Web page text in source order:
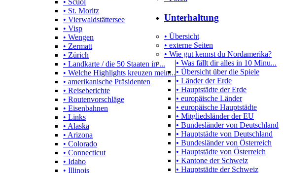
• Scuol
• St. Moritz
• Vierwaldstättersee
• Visp
• Wengen
• Zermatt
• Zürich
• Landkarte / die 50 Staaten in ...
• Welche Highlights kreuzen mein...
• amerikanische Präsidenten
• Reiseberichte
• Routenvorschläge
• Eisenbahnen
• Links
• Alaska
• Arizona
• Colorado
• Connecticut
• Idaho
• Illinois
Unterhaltung
• Übersicht
• externe Seiten
• Wie gut kennst du Nordamerika?
• Was fällt dir alles in 10 Minu...
• Übersicht über die Spiele
• Länder der Erde
• Hauptstädte der Erde
• europäische Länder
• europäische Hauptstädte
• Mitgliedsländer der EU
• Bundesländer von Deutschland
• Hauptstädte von Deutschland
• Bundesländer von Österreich
• Hauptstädte von Österreich
• Kantone der Schweiz
• Hauptstädte der Schweiz